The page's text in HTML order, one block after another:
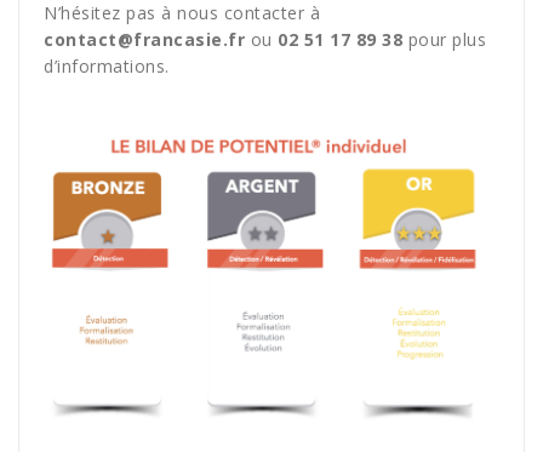
N’hésitez pas à nous contacter à
contact@francasie.fr ou 02 51 17 89 38 pour plus
d’informations.